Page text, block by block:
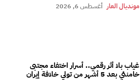
مونديال العار أغسطس 6, 2026
غياب بلا أثر رقمي.. أسرار اختفاء مجتبى
خامنئي بعد 5 أشهر من تولي خلافة إيران